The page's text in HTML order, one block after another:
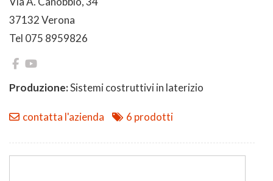
37132 Verona
Tel 075 8959826
Produzione:Sistemi costruttivi in laterizio
contatta l'azienda 6 prodotti